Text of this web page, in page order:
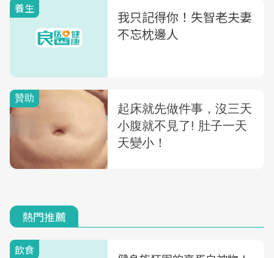
養生
我只記得你！失智老夫妻
不忘枕邊人
熱門推薦
飲食